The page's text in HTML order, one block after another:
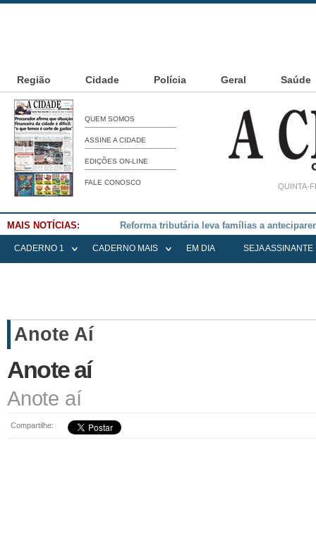
Região Cidade Polícia Geral Saúde
QUEM SOMOS
ASSINE A CIDADE
EDIÇÕES ON-LINE
FALE CONOSCO QUINTA-
MAIS NOTÍCIAS: Falece Elena Menoia Cesarin
CADERNO 1 CADERNO MAIS EM DIA SEJA ASSINANTE
Anote Aí
Anote aí
Anote aí
Compartilhe: